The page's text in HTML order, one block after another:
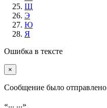
Щ
Э
Ю
Я
Ошибка в тексте
×
Cообщение было отправлено
«... ...»